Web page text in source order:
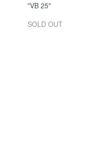
"VB 25"
SOLD OUT